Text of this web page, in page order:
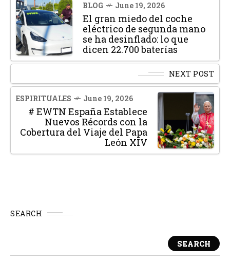
BLOG June 19, 2026
El gran miedo del coche
eléctrico de segunda mano
se ha desinflado: lo que
dicen 22.700 baterías
NEXT POST
ESPIRITUALES June 19, 2026
# EWTN España Establece
Nuevos Récords con la
Cobertura del Viaje del Papa
León XIV
SEARCH
SEARCH